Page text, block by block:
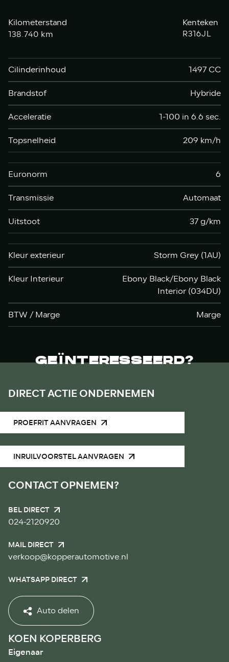
Kilometerstand
138.740 km
Kenteken
R316JL
Cilinderinhoud
1497 CC
Brandstof
Hybride
Acceleratie
1-100 in 6.6 sec.
Topsnelheid
209 km/h
Euronorm
6
Transmissie
Automaat
Uitstoot
37 g/km
Kleur exterieur
Storm Grey (1AU)
Kleur Interieur
Ebony Black/Ebony Black
Interior (034DU)
BTW / Marge
Marge
GEÏNTERESSEERD?
DIRECT ACTIE ONDERNEMEN
PROEFRIT AANVRAGEN
INRUILVOORSTEL AANVRAGEN
CONTACT OPNEMEN?
BEL DIRECT
024-2120920
MAIL DIRECT
verkoop@kopperautomotive.nl
WHATSAPP DIRECT
Auto delen
KOEN KOPERBERG
Eigenaar